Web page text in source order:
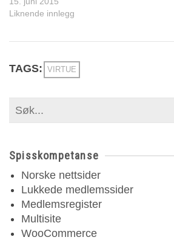
Liknende innlegg
TAGS: VIRTUE
Search
Spisskompetanse
Norske nettsider
Lukkede medlemssider
Medlemsregister
Multisite
WooCommerce